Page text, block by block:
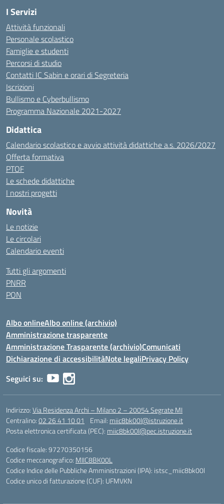
I Servizi
Attività funzionali
Personale scolastico
Famiglie e studenti
Percorsi di studio
Contatti IC Sabin e orari di Segreteria
Iscrizioni
Bullismo e Cyberbullismo
Programma Nazionale 2021-2027
Didattica
Calendario scolastico e avvio attività didattiche a.s. 2026/2027
Offerta formativa
PTOF
Le schede didattiche
I nostri progetti
Novità
Le notizie
Le circolari
Calendario eventi
Tutti gli argomenti
PNRR
PON
Albo onlineAlbo online (archivio)
Amministrazione trasparente
Amministrazione Trasparente (archivio)Comunicati
Dichiarazione di accessibilitàNote legaliPrivacy Policy
Seguici su:
Indirizzo:Via Residenza Archi – Milano 2 – 20054 Segrate MI
Centralino:02 26 41 10 01 Email: miic8bk00l@istruzione.it
Posta elettronica certificata (PEC): miic8bk00l@pec.istruzione.it
Codice fiscale: 97270350156
Codice meccanografico: MIIC8BK00L
Codice Indice delle Pubbliche Amministrazioni (IPA): istsc_miic8bk00l
Codice unico di fatturazione (CUF): UFMVKN